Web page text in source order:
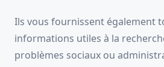
Ils vous fournissent également
informations utiles à la
problèmes sociaux ou